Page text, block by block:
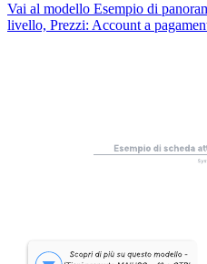
Vai al modello Esempio di
livello, Prezzi: Account a